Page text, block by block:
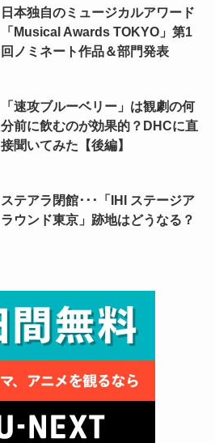
日本独自のミュージカルアワード
「Musical Awards TOKYO」第1
回ノミネート作品＆部門発表
「速攻ブルーベリー」は観劇の何
分前に飲むのが効果的？DHCに直
接聞いてみた【後編】
ステアラ閉館･･･「IHI ステージア
ラウンド東京」跡地はどうなる？